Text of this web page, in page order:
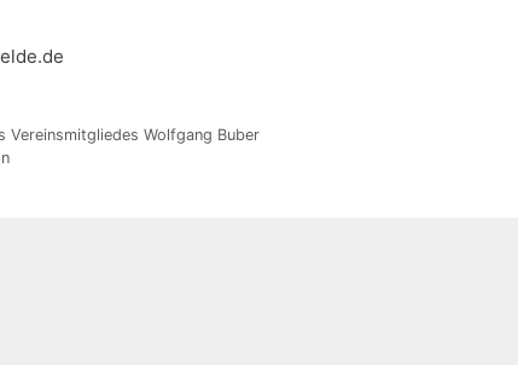
Vereinsmitgliedes Wolfgang Buber